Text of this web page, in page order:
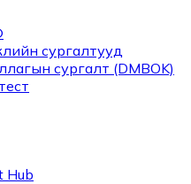
сургалтууд
сургалт (DMBOK)
Hub